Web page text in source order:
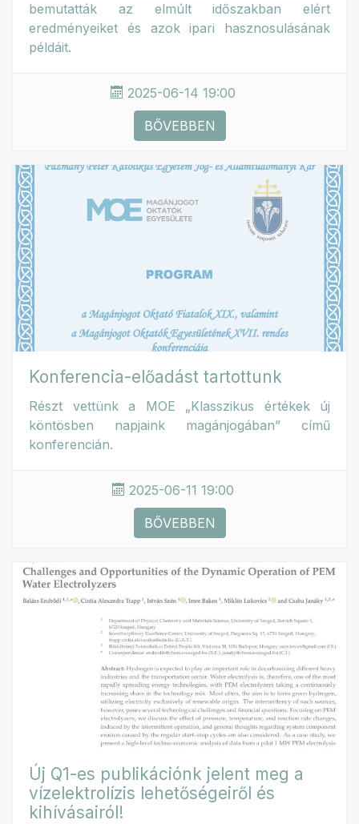
bemutatták az elmúlt időszakban elért
eredményeiket és azok ipari hasznosulásának
példáit.
2025-06-14 19:00
BŐVEBBEN
Konferencia-előadást tartottunk
Részt vettünk a MOE „Klasszikus értékek új
köntösben napjaink magánjogában” című
konferencián.
2025-06-11 19:00
BŐVEBBEN
Új Q1-es publikációnk jelent meg a
vízelektrolízis lehetőségeiről és
kihívásairól!